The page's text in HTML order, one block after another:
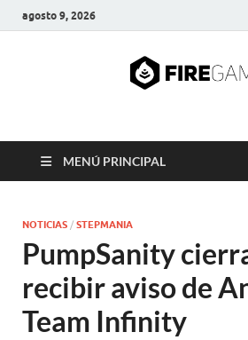
agosto 9, 2026
FIRE GAME
MENÚ PRINCIPAL
NOTICIAS / STEPMANIA
PumpSanity
recibir aviso de
Team Infinity